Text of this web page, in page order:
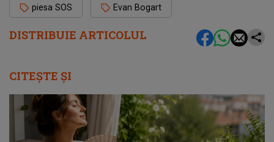
DISTRIBUIE ARTICOLUL
piesa SOS Evan Bogart
CITEȘTE ȘI